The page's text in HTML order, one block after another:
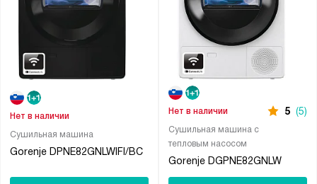
Сушильная машина
Gorenje DPNE82GNLWIFI/BC
Нет в наличии
Сушильная машина с
тепловым насосом
Gorenje DGPNE82GNLW
Нет в наличии 5 (5)